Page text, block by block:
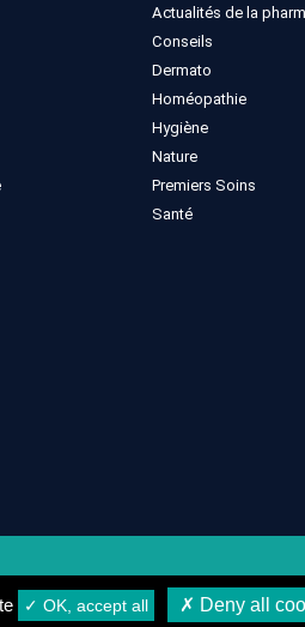
Actualités de la
Conseils
Dermato
Homéopathie
Hygiène
Nature
Premiers Soins
Santé
vente Conditions de Livraison
✓ OK, accept all ✗ Deny all